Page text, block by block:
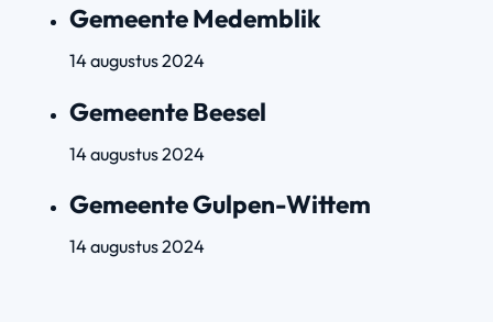
Gemeente Medemblik
14 augustus 2024
Gemeente Beesel
14 augustus 2024
Gemeente Gulpen-Wittem
14 augustus 2024